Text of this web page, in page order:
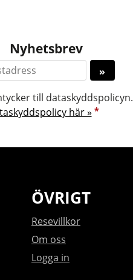
Nyhetsbrev
till dataskyddspolicyn.
här » *
ÖVRIGT
Resevillkor
Om oss
Logga in